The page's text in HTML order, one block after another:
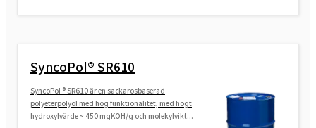
SyncoPol® SR610
SyncoPol ® SR610 är en sackarosbaserad
polyeterpolyol med hög funktionalitet, med högt
hydroxylvärde ~ 450 mgKOH/g och molekylvikt...